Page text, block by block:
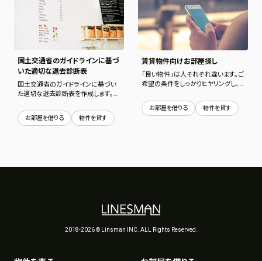
国土交通省のガイドラインに基づ
いた適切な退去診断表
国土交通省のガイドラインに基づい
た適切な退去診断表を作成します。
費用を算出します。
お部屋を借りる 物件を貸す
賃貸物件向けお部屋探し
「良い物件」は人それぞれ違います。ご
希望の条件をしっかりヒヤリングし、
なども調査し、納得できる物件を探し
出します。
お部屋を借りる 物件を貸す
2018-2026 © Linsman INC. ALL Rights Reserved.